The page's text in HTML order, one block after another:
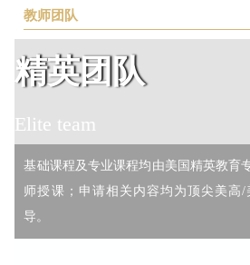
教师团队
精英团队
Elite team
基础课程及专业课程均由美国精英教育
师授课；申请相关内容均为顶尖美高
导。